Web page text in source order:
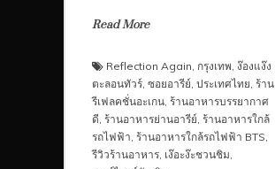
Read More
Reflection Again กรุงเทพ ง๊องแง๊ง
ตะลอนทัวร์ ซอยอารีย์ ประเทศไทย ร้าน
รีเฟลคชั่นอะเกน ร้านอาหารบรรยากาศ
ดี ร้านอาหารย่านอารีย์ ร้านอาหารใกล้
รถไฟฟ้า ร้านอาหารใกล้รถไฟฟ้า BTS
รีวิวร้านอาหาร เง๊อะง๊ะชวนชิม